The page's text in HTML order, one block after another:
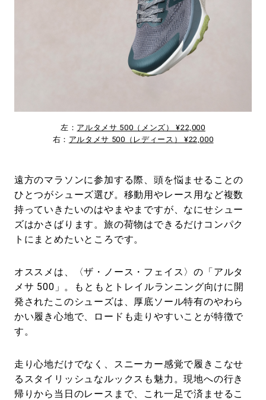
左： アルタメサ 500（メンズ） ¥22,000
右： アルタメサ 500（レディース） ¥22,000
遠方のマラソンに参加する際、頭を悩ませることの
ひとつがシューズ選び。移動用やレース用など複数
持っていきたいのはやまやまですが、なにせシュー
ズはかさばります。旅の荷物はできるだけコンパク
トにまとめたいところです。
オススメは、〈ザ・ノース・フェイス〉の「アルタ
メサ 500」。もともとトレイルランニング向けに開
発されたこのシューズは、厚底ソール特有のやわら
かい履き心地で、ロードも走りやすいことが特徴で
す。
走り心地だけでなく、スニーカー感覚で履きこなせ
るスタイリッシュなルックスも魅力。現地への行き
帰りから当日のレースまで、これ一足で済ませるこ